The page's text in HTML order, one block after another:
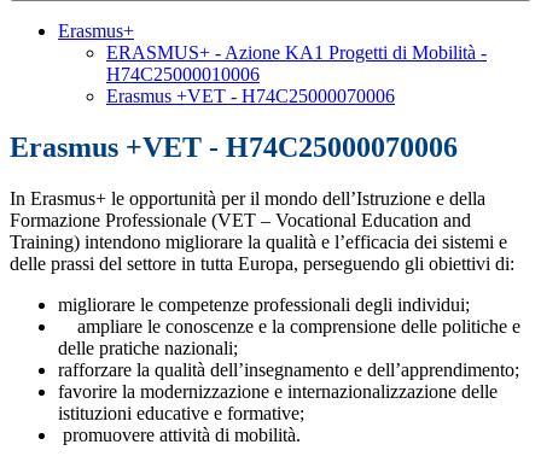
Erasmus+
ERASMUS+ - Azione KA1 Progetti di Mobilità -
H74C25000010006
Erasmus +VET - H74C25000070006
Erasmus +VET - H74C25000070006
In Erasmus+ le opportunità per il mondo dell’Istruzione e della
Formazione Professionale (VET – Vocational Education and
Training) intendono migliorare la qualità e l’efficacia dei sistemi e
delle prassi del settore in tutta Europa, perseguendo gli obiettivi di:
migliorare le competenze professionali degli individui;
ampliare le conoscenze e la comprensione delle politiche e
delle pratiche nazionali;
rafforzare la qualità dell’insegnamento e dell’apprendimento;
favorire la modernizzazione e internazionalizzazione delle
istituzioni educative e formative;
promuovere attività di mobilità.